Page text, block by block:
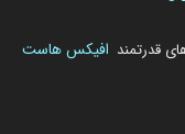
قدرتمند افیکس هاست